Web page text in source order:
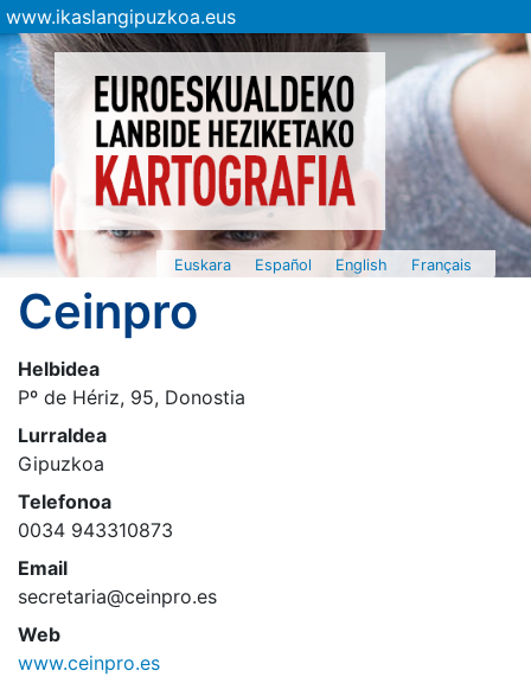
www.ikaslangipuzkoa.eus
Euskara Español English Français
Ceinpro
Helbidea
Pº de Hériz, 95, Donostia
Lurraldea
Gipuzkoa
Telefonoa
0034 943310873
Email
secretaria@ceinpro.es
Web
www.ceinpro.es